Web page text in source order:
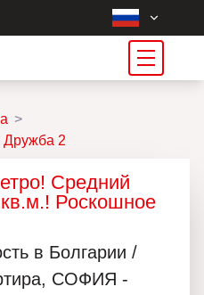
Дружба 2
Средний
Роскошное
в Болгарии /
СОФИЯ -